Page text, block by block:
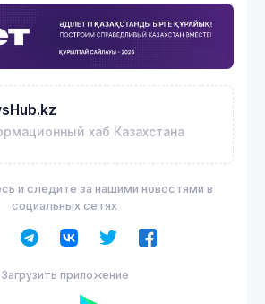
хаб Казахстана
и следите за нашими новостями в
социальных сетях
Загрузить приложение